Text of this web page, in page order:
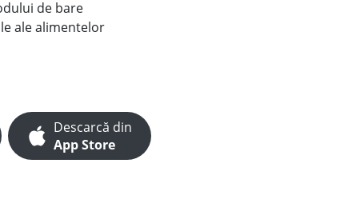
de bare
ale alimentelor
Descarcă din
App Store